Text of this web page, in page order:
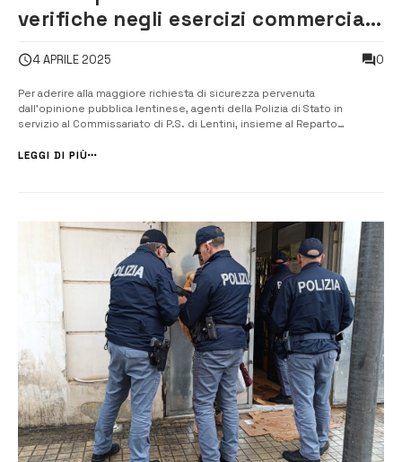
verifiche negli esercizi commerciali:
sequestrate 2 autovetture
4 APRILE 2025 0
Per aderire alla maggiore richiesta di sicurezza pervenuta
dall’opinione pubblica lentinese, agenti della Polizia di Stato in
servizio al Commissariato di P.S. di Lentini, insieme al Reparto
giornata di ieri, un mirato servizio di controllo del territorio con
LEGGI DI PIÙ